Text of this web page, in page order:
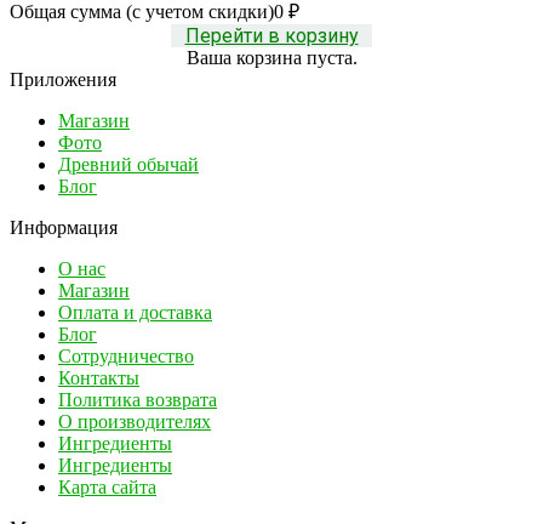
Общая сумма (с учетом скидки)0 ₽
Перейти в корзину
Ваша корзина пуста.
Приложения
Магазин
Фото
Древний обычай
Блог
Информация
О нас
Магазин
Оплата и доставка
Блог
Сотрудничество
Контакты
Политика возврата
О производителях
Ингредиенты
Ингредиенты
Карта сайта